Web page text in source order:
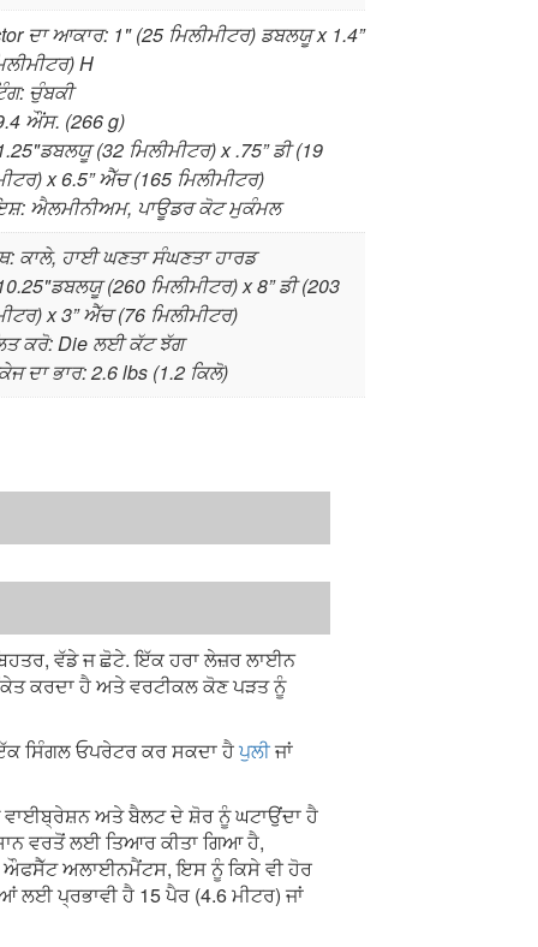
ਦਾ ਆਕਾਰ: 1" (25 ਮਿਲੀਮੀਟਰ) ਡਬਲਯੂ x 1.4”
H
ਚੁੰਬਕੀ
ਔਂਸ. (266 g)
(32 ਮਿਲੀਮੀਟਰ) x .75” ਡੀ (19
x 6.5” ਐੱਚ (165 ਮਿਲੀਮੀਟਰ)
ਐਲਮੀਨੀਅਮ, ਪਾਊਡਰ ਕੋਟ ਮੁਕੰਮਲ
ਕਾਲੇ, ਹਾਈ ਘਣਤਾ ਸੰਘਣਤਾ ਹਾਰਡ
(260 ਮਿਲੀਮੀਟਰ) x 8” ਡੀ (203
x 3” ਐੱਚ (76 ਮਿਲੀਮੀਟਰ)
ਕਰੋ: Die ਲਈ ਕੱਟ ਝੱਗ
ਦਾ ਭਾਰ: 2.6 lbs (1.2 ਕਿਲੋ)
ਵੱਡੇ ਜ ਛੋਟੇ. ਇੱਕ ਹਰਾ ਲੇਜ਼ਰ ਲਾਈਨ
ਕਰਦਾ ਹੈ ਅਤੇ ਵਰਟੀਕਲ ਕੋਣ ਪੜਤ ਨੂੰ
ਸਿੰਗਲ ਓਪਰੇਟਰ ਕਰ ਸਕਦਾ ਹੈਪੁਲੀਜਾਂ
ਵਾਈਬ੍ਰੇਸ਼ਨ ਅਤੇ ਬੈਲਟ ਦੇ ਸ਼ੋਰ ਨੂੰ ਘਟਾਉਂਦਾ ਹੈ
ਵਰਤੋਂ ਲਈ ਤਿਆਰ ਕੀਤਾ ਗਿਆ ਹੈ,
ਔਫਸੈੱਟ ਅਲਾਈਨਮੈਂਟਸ, ਇਸ ਨੂੰ ਕਿਸੇ ਵੀ ਹੋਰ
ਲਈ ਪ੍ਰਭਾਵੀ ਹੈ 15 ਪੈਰ (4.6 ਮੀਟਰ) ਜਾਂ